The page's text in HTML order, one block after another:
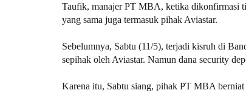
Taufik, manajer PT MBA, ketika dikonfirmasi
yang sama juga termasuk pihak Aviastar.
Sebelumnya, Sabtu (11/5), terjadi kisruh di
sepihak oleh Aviastar. Namun dana security
Karena itu, Sabtu siang, pihak PT MBA